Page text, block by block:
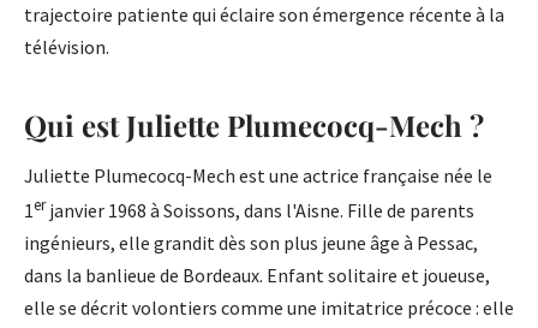
trajectoire patiente qui éclaire son émergence récente à la
télévision.
Qui est Juliette Plumecocq-Mech ?
Juliette Plumecocq-Mech est une actrice française née le
1erjanvier 1968 à Soissons, dans l'Aisne. Fille de parents
ingénieurs, elle grandit dès son plus jeune âge à Pessac,
dans la banlieue de Bordeaux. Enfant solitaire et joueuse,
elle se décrit volontiers comme une imitatrice précoce : elle